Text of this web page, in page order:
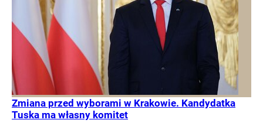
Zmiana przed wyborami w Krakowie. Kandydatka
Tuska ma własny komitet